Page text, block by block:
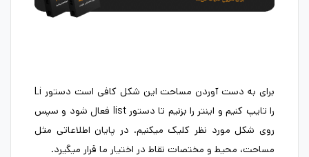
برای به دست آوردن مساحت این شکل کافی است دستور Li
را تایپ کنیم و اینتر را بزنیم تا دستور list فعال شود و سپس
روی شکل مورد نظر کلیک میکنیم. در پایان اطلاعاتی مثل
مساحت، محیط و مختصات نقاط در اختیار ما قرار میگیرد.